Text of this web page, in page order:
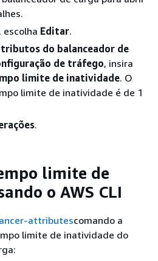
, escolha Editar.
do balanceador de
de tráfego, insira
limite de inatividade. O
limite de inatividade é de 1
.
limite de
o AWS CLI
attributescomando a
limite de inatividade do